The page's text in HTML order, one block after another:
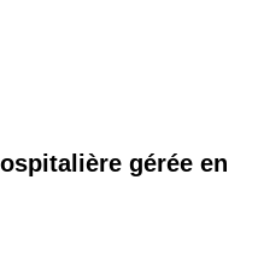
gérée en